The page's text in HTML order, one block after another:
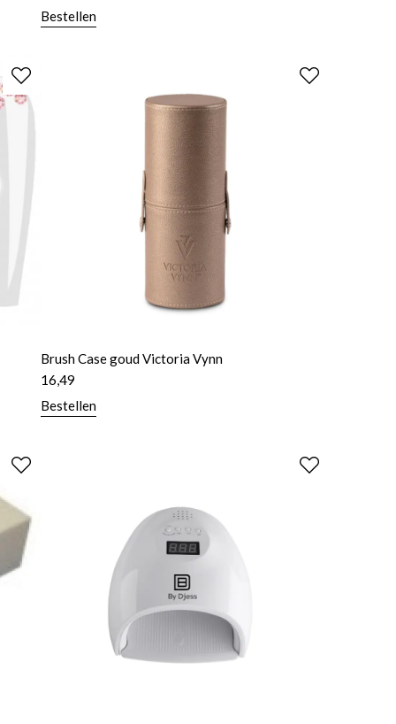
Bestellen
Brush Case goud Victoria Vynn
16,49
Bestellen